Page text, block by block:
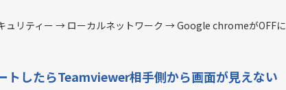
ュリティー → ローカルネットワーク → Google chromeがOFFに
トしたらTeamviewer相手側から画面が見えない